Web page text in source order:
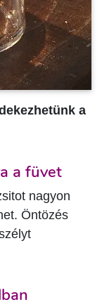
a
a füvet
nagyon
Öntözés